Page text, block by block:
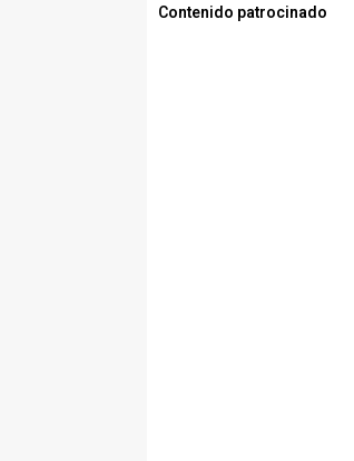
Contenido patrocinado